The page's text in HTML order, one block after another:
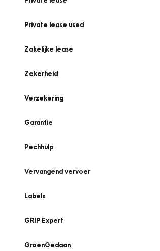
Private lease used
Zakelijke lease
Zekerheid
Verzekering
Garantie
Pechhulp
Vervangend vervoer
Labels
GRIP Expert
GroenGedaan